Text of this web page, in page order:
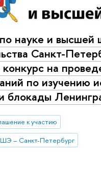
науке и высшей
Санкт-
на
по изучению
блокады
к участию
– Санкт-Петербург